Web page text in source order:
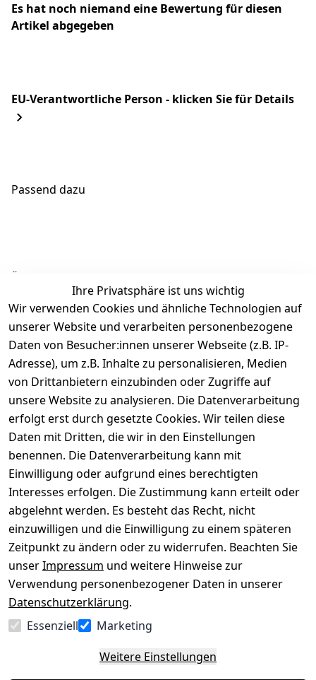
Es hat noch niemand eine Bewertung für diesen
Artikel abgegeben
EU-Verantwortliche Person - klicken Sie für Details
Passend dazu
Ähnliche Produkte
Ihre Privatsphäre ist uns wichtig
Wir verwenden Cookies und ähnliche Technologien auf
unserer Website und verarbeiten personenbezogene
Daten von Besucher:innen unserer Webseite (z.B. IP-
Adresse), um z.B. Inhalte zu personalisieren, Medien
von Drittanbietern einzubinden oder Zugriffe auf
unsere Website zu analysieren. Die Datenverarbeitung
erfolgt erst durch gesetzte Cookies. Wir teilen diese
Daten mit Dritten, die wir in den Einstellungen
benennen. Die Datenverarbeitung kann mit
Einwilligung oder aufgrund eines berechtigten
Interesses erfolgen. Die Zustimmung kann erteilt oder
abgelehnt werden. Es besteht das Recht, nicht
einzuwilligen und die Einwilligung zu einem späteren
Zeitpunkt zu ändern oder zu widerrufen. Beachten Sie
unserImpressum und weitere Hinweise zur
Verwendung personenbezogener Daten in unserer
Datenschutzerklärung.
Essenziell
Marketing
Weitere Einstellungen
Rechtliches
AGB
Impressum
Datenschutze
rklärung
Barrierefreihe
itserklärung
Widerrufsrec
ht
Über uns
Kontakt
Registrieren
Kataloge zum
Download
Pflege &
Kundendienst
Kiefermöbel
Hilfe
Wir
versenden
mit
Zahle
bequem per
Vertrag
widerrufen